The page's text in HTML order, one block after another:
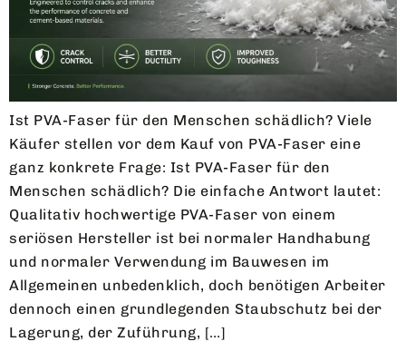
Ist PVA-Faser für den Menschen schädlich? Viele
Käufer stellen vor dem Kauf von PVA-Faser eine
ganz konkrete Frage: Ist PVA-Faser für den
Menschen schädlich? Die einfache Antwort lautet:
Qualitativ hochwertige PVA-Faser von einem
seriösen Hersteller ist bei normaler Handhabung
und normaler Verwendung im Bauwesen im
Allgemeinen unbedenklich, doch benötigen Arbeiter
dennoch einen grundlegenden Staubschutz bei der
Lagerung, der Zuführung, […]